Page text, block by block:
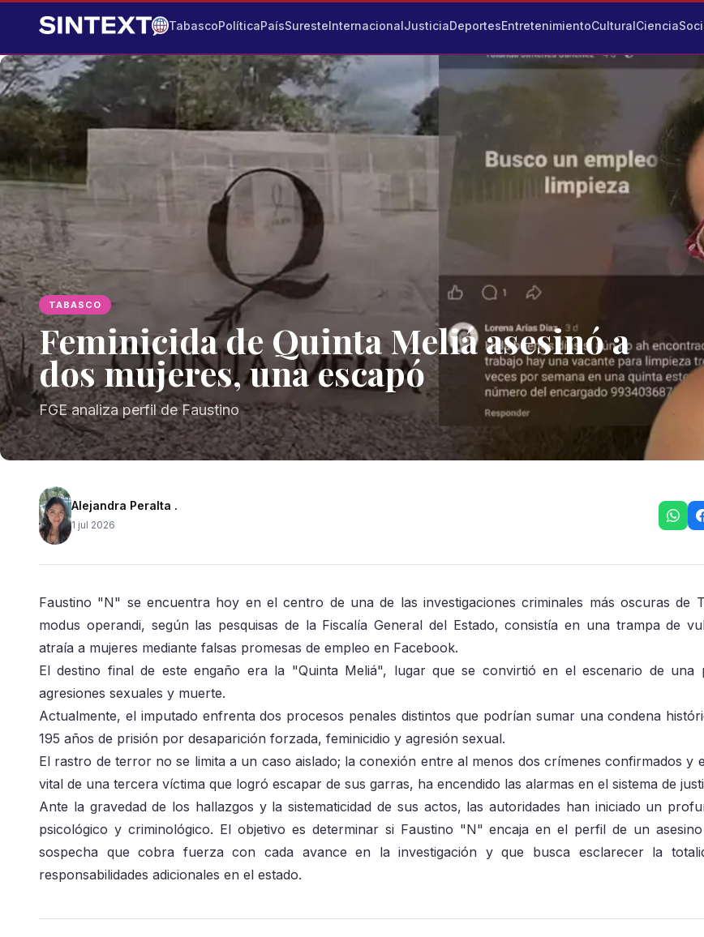
TabascoPolíticaPaísSuresteInternacionalJusticiaDeportesEntretenimientoCulturalCiencia
TABASCO
Feminicida de Quinta Meliá asesinó a
dos mujeres, una escapó
FGE analiza perfil de Faustino
Alejandra Peralta .
1 jul 2026
Faustino "N" se encuentra hoy en el centro de una de las investigaciones criminales más oscuras de
modus operandi, según las pesquisas de la Fiscalía General del Estado, consistía en una trampa de
atraía a mujeres mediante falsas promesas de empleo en Facebook.
El destino final de este engaño era la "Quinta Meliá", lugar que se convirtió en el escenario de una
agresiones sexuales y muerte.
Actualmente, el imputado enfrenta dos procesos penales distintos que podrían sumar una condena
195 años de prisión por desaparición forzada, feminicidio y agresión sexual.
El rastro de terror no se limita a un caso aislado; la conexión entre al menos dos crímenes confirmados y
vital de una tercera víctima que logró escapar de sus garras, ha encendido las alarmas en el sistema de
Ante la gravedad de los hallazgos y la sistematicidad de sus actos, las autoridades han iniciado un
psicológico y criminológico. El objetivo es determinar si Faustino "N" encaja en el perfil de un
sospecha que cobra fuerza con cada avance en la investigación y que busca esclarecer la
responsabilidades adicionales en el estado.